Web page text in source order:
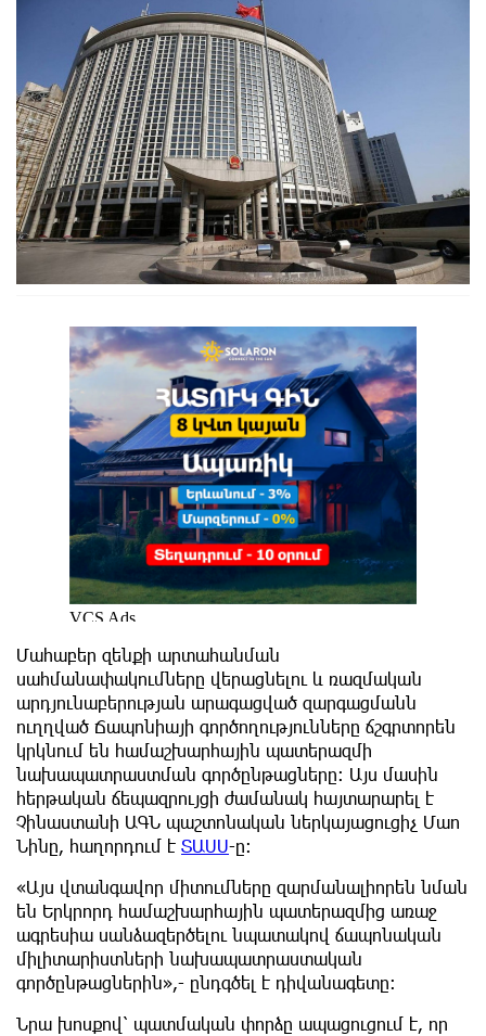
Մահաբեր զենքի արտահանման
սահմանափակումները վերացնելու և ռազմական
արդյունաբերության արագացված զարգացմանն
ուղղված Ճապոնիայի գործողությունները ճշգրտորեն
կրկնում են համաշխարհային պատերազմի
նախապատրաստման գործընթացները։ Այս մասին
հերթական ճեպազրույցի ժամանակ հայտարարել է
Չինաստանի ԱԳՆ պաշտոնական ներկայացուցիչ Մաո
Նինը, հաղորդում է ՏԱՍՍ-ը:
«Այս վտանգավոր միտումները զարմանալիորեն նման
են Երկրորդ համաշխարհային պատերազմից առաջ
ագրեսիա սանձազերծելու նպատակով ճապոնական
միլիտարիստների նախապատրաստական
գործընթացներին»,- ընդգծել է դիվանագետը։
Նրա խոսքով՝ պատմական փորձը ապացուցում է, որ